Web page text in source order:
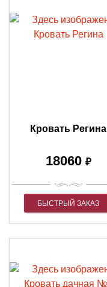
Кровать Регина
18060 ₽
БЫСТРЫЙ ЗАКАЗ